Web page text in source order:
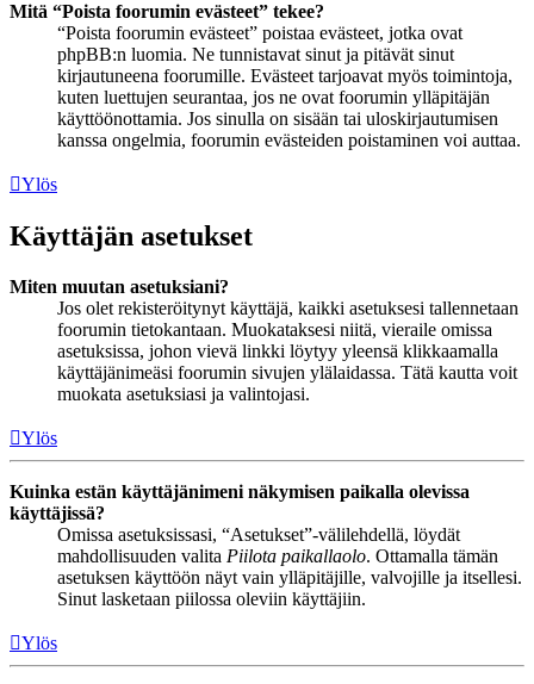
Mitä “Poista foorumin evästeet” tekee?
“Poista foorumin evästeet” poistaa evästeet, jotka ovat
phpBB:n luomia. Ne tunnistavat sinut ja pitävät sinut
kirjautuneena foorumille. Evästeet tarjoavat myös toimintoja,
kuten luettujen seurantaa, jos ne ovat foorumin ylläpitäjän
käyttöönottamia. Jos sinulla on sisään tai uloskirjautumisen
kanssa ongelmia, foorumin evästeiden poistaminen voi auttaa.
Ylös
Käyttäjän asetukset
Miten muutan asetuksiani?
Jos olet rekisteröitynyt käyttäjä, kaikki asetuksesi tallennetaan
foorumin tietokantaan. Muokataksesi niitä, vieraile omissa
asetuksissa, johon vievä linkki löytyy yleensä klikkaamalla
käyttäjänimeäsi foorumin sivujen ylälaidassa. Tätä kautta voit
muokata asetuksiasi ja valintojasi.
Ylös
Kuinka estän käyttäjänimeni näkymisen paikalla olevissa
käyttäjissä?
Omissa asetuksissasi, “Asetukset”-välilehdellä, löydät
mahdollisuuden valita Piilota paikallaolo. Ottamalla tämän
asetuksen käyttöön näyt vain ylläpitäjille, valvojille ja itsellesi.
Sinut lasketaan piilossa oleviin käyttäjiin.
Ylös